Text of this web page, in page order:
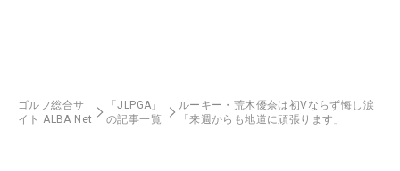
ゴルフ総合サ
イト ALBA Net
「JLPGA」
の記事一覧
ルーキー・荒木優奈は初Vならず悔し涙
「来週からも地道に頑張ります」